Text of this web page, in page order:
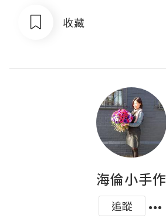
收藏
海倫小手作
追蹤